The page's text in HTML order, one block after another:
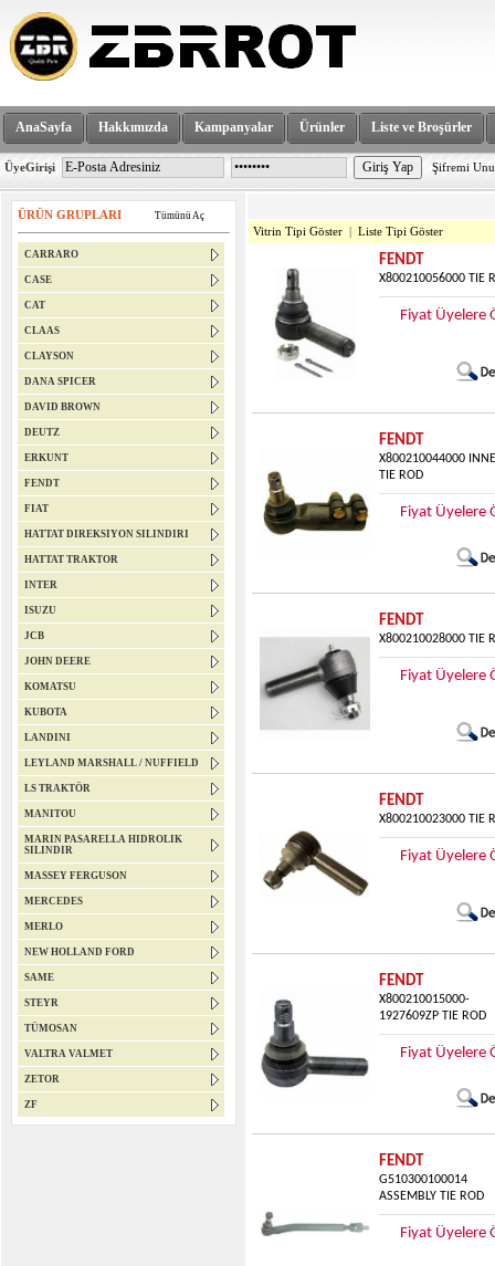
AnaSayfa Hakkımızda Kampanyalar Ürünler Liste ve Broşürler
ÜyeGirişi Şifremi
ÜRÜN GRUPLARI Tümünü Aç
CARRARO
CASE
CAT
CLAAS
CLAYSON
DANA SPICER
DAVID BROWN
DEUTZ
ERKUNT
FENDT
FIAT
HATTAT DIREKSIYON SILINDIRI
HATTAT TRAKTOR
INTER
ISUZU
JCB
JOHN DEERE
KOMATSU
KUBOTA
LANDINI
LEYLAND MARSHALL / NUFFIELD
LS TRAKTÖR
MANITOU
MARIN PASARELLA HIDROLIK
SILINDIR
MASSEY FERGUSON
MERCEDES
MERLO
NEW HOLLAND FORD
SAME
STEYR
TÜMOSAN
VALTRA VALMET
ZETOR
ZF
Vitrin Tipi Göster Liste Tipi Göster
FENDT
X800210056000 TIE
Fiyat Üyelere
FENDT
X800210044000
TIE ROD
Fiyat Üyelere
FENDT
X800210028000 TIE
Fiyat Üyelere
FENDT
X800210023000 TIE
Fiyat Üyelere
FENDT
X800210015000-
1927609ZP TIE ROD
Fiyat Üyelere
FENDT
G510300100014
ASSEMBLY TIE ROD
Fiyat Üyelere